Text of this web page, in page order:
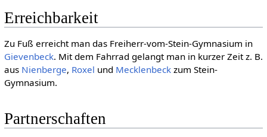
Erreichbarkeit
Zu Fuß erreicht man das Freiherr-vom-Stein-Gymnasium in
Gievenbeck. Mit dem Fahrrad gelangt man in kurzer Zeit z. B.
aus Nienberge, Roxel und Mecklenbeckzum Stein-
Gymnasium.
Partnerschaften